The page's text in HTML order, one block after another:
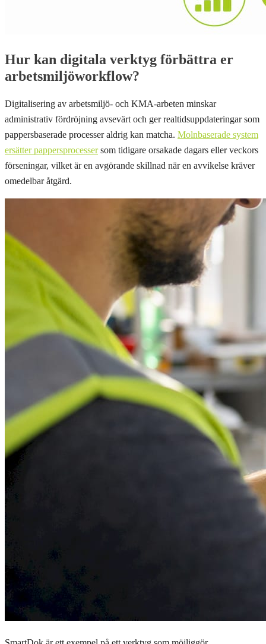
Hur kan digitala verktyg förbättra er
arbetsmiljöworkflow?
Digitalisering av arbetsmiljö- och KMA-arbeten minskar
administrativ fördröjning avsevärt och ger realtidsuppdateringar som
pappersbaserade processer aldrig kan matcha. Molnbaserade system
ersätter pappersprocessersom tidigare orsakade dagars eller veckors
förseningar, vilket är en avgörande skillnad när en avvikelse kräver
omedelbar åtgärd.